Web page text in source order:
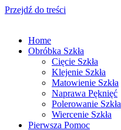
Przejdź do treści
Home
Obróbka Szkła
Cięcie Szkła
Klejenie Szkła
Matowienie Szkła
Naprawa Pęknięć
Polerowanie Szkła
Wiercenie Szkła
Pierwsza Pomoc